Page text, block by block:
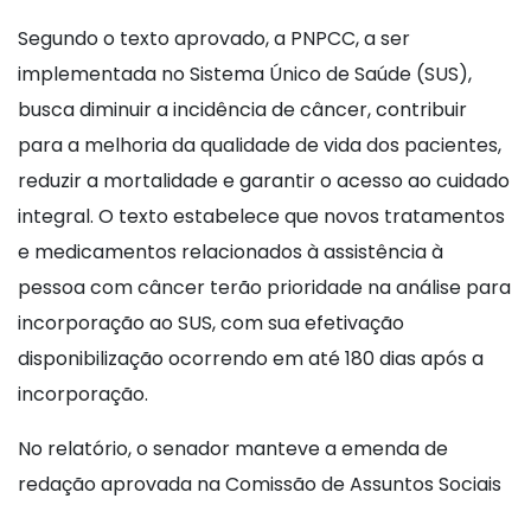
Segundo o texto aprovado, a PNPCC, a ser
implementada no Sistema Único de Saúde (SUS),
busca diminuir a incidência de câncer, contribuir
para a melhoria da qualidade de vida dos pacientes,
reduzir a mortalidade e garantir o acesso ao cuidado
integral. O texto estabelece que novos tratamentos
e medicamentos relacionados à assistência à
pessoa com câncer terão prioridade na análise para
incorporação ao SUS, com sua efetivação
disponibilização ocorrendo em até 180 dias após a
incorporação.
No relatório, o senador manteve a emenda de
redação aprovada na Comissão de Assuntos Sociais